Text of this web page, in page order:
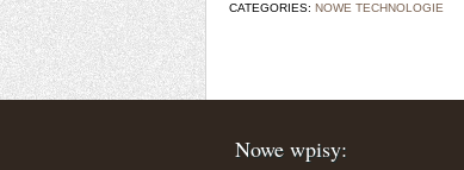
CATEGORIES: NOWE TECHNOLOGIE
Nowe wpisy: